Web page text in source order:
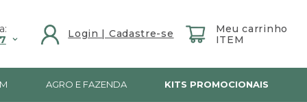
AGRO E FAZENDA KITS PROMOCIONAIS